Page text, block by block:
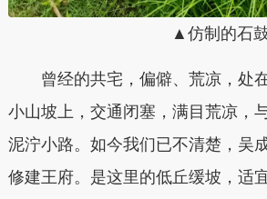
▲仿制的石
曾经的共宅，偏僻、荒凉，处
小山坡上，交通闭塞，满目荒凉，
泥泞小路。如今我们已不清楚，吴
修建王府。是这里的低丘缓坡，适